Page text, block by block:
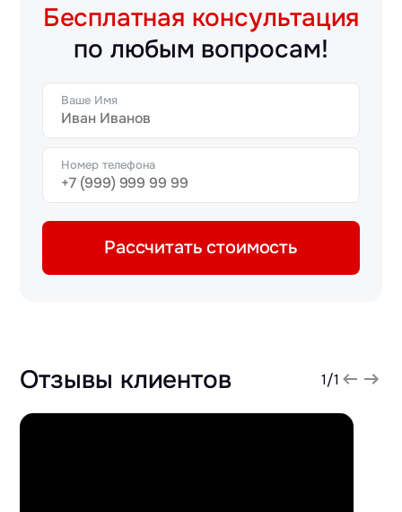
Бесплатная консультация
по любым вопросам!
Ваше Имя
Номер телефона
Рассчитать стоимость
Отзывы клиентов 1/1